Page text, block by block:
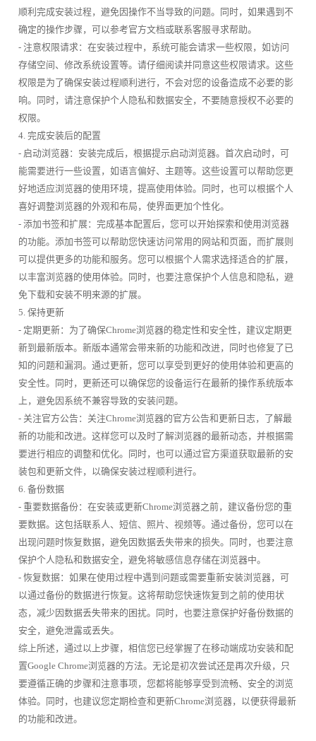
顺利完成安装过程，避免因操作不当导致的问题。同时，如果遇到不
确定的操作步骤，可以参考官方文档或联系客服寻求帮助。
- 注意权限请求：在安装过程中，系统可能会请求一些权限，如访问
存储空间、修改系统设置等。请仔细阅读并同意这些权限请求。这些
权限是为了确保安装过程顺利进行，不会对您的设备造成不必要的影
响。同时，请注意保护个人隐私和数据安全，不要随意授权不必要的
权限。
4. 完成安装后的配置
- 启动浏览器：安装完成后，根据提示启动浏览器。首次启动时，可
能需要进行一些设置，如语言偏好、主题等。这些设置可以帮助您更
好地适应浏览器的使用环境，提高使用体验。同时，也可以根据个人
喜好调整浏览器的外观和布局，使界面更加个性化。
- 添加书签和扩展：完成基本配置后，您可以开始探索和使用浏览器
的功能。添加书签可以帮助您快速访问常用的网站和页面，而扩展则
可以提供更多的功能和服务。您可以根据个人需求选择适合的扩展，
以丰富浏览器的使用体验。同时，也要注意保护个人信息和隐私，避
免下载和安装不明来源的扩展。
5. 保持更新
- 定期更新：为了确保Chrome浏览器的稳定性和安全性，建议定期更
新到最新版本。新版本通常会带来新的功能和改进，同时也修复了已
知的问题和漏洞。通过更新，您可以享受到更好的使用体验和更高的
安全性。同时，更新还可以确保您的设备运行在最新的操作系统版本
上，避免因系统不兼容导致的安装问题。
- 关注官方公告：关注Chrome浏览器的官方公告和更新日志，了解最
新的功能和改进。这样您可以及时了解浏览器的最新动态，并根据需
要进行相应的调整和优化。同时，也可以通过官方渠道获取最新的安
装包和更新文件，以确保安装过程顺利进行。
6. 备份数据
- 重要数据备份：在安装或更新Chrome浏览器之前，建议备份您的重
要数据。这包括联系人、短信、照片、视频等。通过备份，您可以在
出现问题时恢复数据，避免因数据丢失带来的损失。同时，也要注意
保护个人隐私和数据安全，避免将敏感信息存储在浏览器中。
- 恢复数据：如果在使用过程中遇到问题或需要重新安装浏览器，可
以通过备份的数据进行恢复。这将帮助您快速恢复到之前的使用状
态，减少因数据丢失带来的困扰。同时，也要注意保护好备份数据的
安全，避免泄露或丢失。
综上所述，通过以上步骤，相信您已经掌握了在移动端成功安装和配
置Google Chrome浏览器的方法。无论是初次尝试还是再次升级，只
要遵循正确的步骤和注意事项，您都将能够享受到流畅、安全的浏览
体验。同时，也建议您定期检查和更新Chrome浏览器，以便获得最新
的功能和改进。